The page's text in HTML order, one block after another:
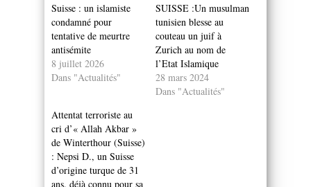
Suisse : un islamiste
condamné pour
tentative de meurtre
antisémite
8 juillet 2026
Dans "Actualités"
SUISSE :Un musulman
tunisien blesse au
couteau un juif à
Zurich au nom de
l’Etat Islamique
28 mars 2024
Dans "Actualités"
Attentat terroriste au
cri d’« Allah Akbar »
de Winterthour (Suisse)
: Nepsi D., un Suisse
d’origine turque de 31
ans, déjà connu pour sa